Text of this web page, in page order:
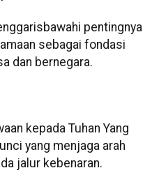
pentingnya
sebagai fondasi
dan bernegara.
kepada Tuhan Yang
yang menjaga arah
jalur kebenaran.